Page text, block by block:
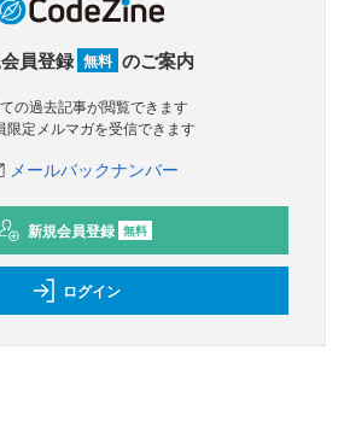
員登録 無料 のご案内
ての過去記事が閲覧できます
限定メルマガを受信できます
メールバックナンバー
新規会員登録 無料
ログイン